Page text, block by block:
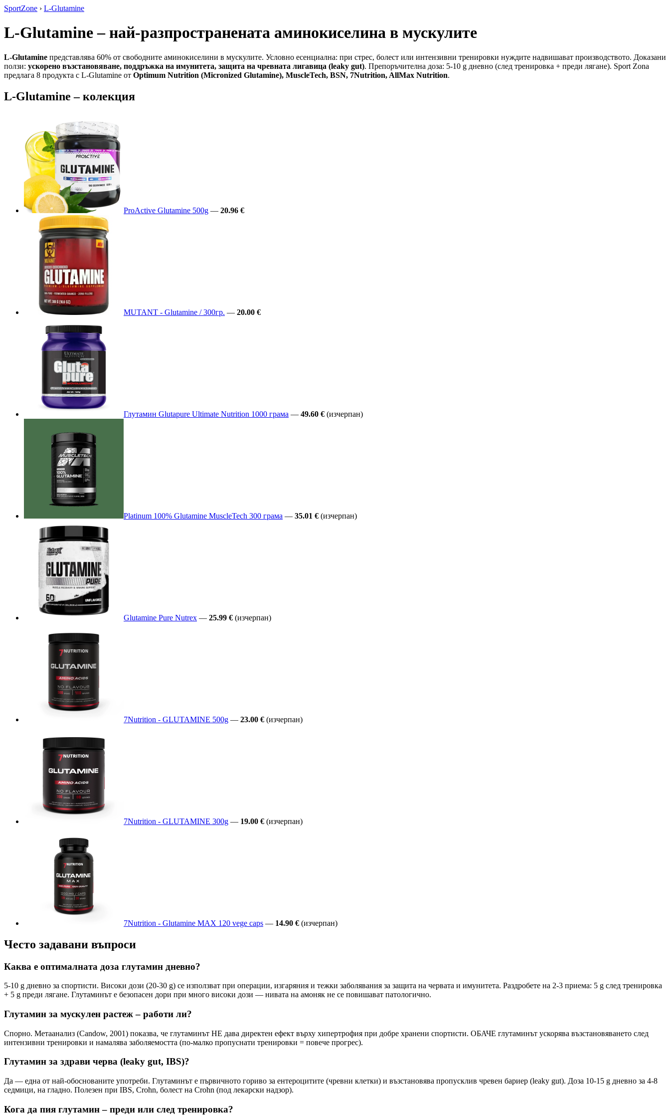
SportZone › L-Glutamine
L-Glutamine – най-разпространената аминокиселина в мускулите
L-Glutamine представлява 60% от свободните аминокиселини в мускулите. Условно есенциална: при стрес, болест или интензивни тренировки нуждите надвишават производството. Доказани
ползи: ускорено възстановяване, поддръжка на имунитета, защита на чревната лигавица (leaky gut). Препоръчителна доза: 5-10 g дневно (след тренировка + преди лягане). Sport Zona
предлага 8 продукта с L-Glutamine от Optimum Nutrition (Micronized Glutamine), MuscleTech, BSN, 7Nutrition, AllMax Nutrition.
L-Glutamine – колекция
ProActive Glutamine 500g — 20.96 €
MUTANT - Glutamine / 300гр. — 20.00 €
Глутамин Glutapure Ultimate Nutrition 1000 грама — 49.60 € (изчерпан)
Platinum 100% Glutamine MuscleTech 300 грама — 35.01 € (изчерпан)
Glutamine Pure Nutrex — 25.99 € (изчерпан)
7Nutrition - GLUTAMINE 500g — 23.00 € (изчерпан)
7Nutrition - GLUTAMINE 300g — 19.00 € (изчерпан)
7Nutrition - Glutamine MAX 120 vege caps — 14.90 € (изчерпан)
Често задавани въпроси
Каква е оптималната доза глутамин дневно?
5-10 g дневно за спортисти. Високи дози (20-30 g) се използват при операции, изгаряния и тежки заболявания за защита на червата и имунитета. Раздробете на 2-3 приема: 5 g след тренировка
+ 5 g преди лягане. Глутаминът е безопасен дори при много високи дози — нивата на амоняк не се повишават патологично.
Глутамин за мускулен растеж – работи ли?
Спорно. Метаанализ (Candow, 2001) показва, че глутаминът НЕ дава директен ефект върху хипертрофия при добре хранени спортисти. ОБАЧЕ глутаминът ускорява възстановяването след
интензивни тренировки и намалява заболяемостта (по-малко пропуснати тренировки = повече прогрес).
Глутамин за здрави черва (leaky gut, IBS)?
Да — една от най-обоснованите употреби. Глутаминът е първичното гориво за ентероцитите (чревни клетки) и възстановява пропусклив чревен бариер (leaky gut). Доза 10-15 g дневно за 4-8
седмици, на гладно. Полезен при IBS, Crohn, болест на Crohn (под лекарски надзор).
Кога да пия глутамин – преди или след тренировка?